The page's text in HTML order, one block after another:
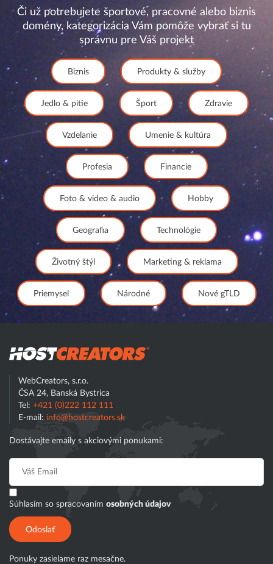
Či už potrebujete športové, pracovné alebo biznis
domény, kategorizácia Vám pomôže vybrať si tu
správnu pre Váš projekt
Biznis Produkty & služby
Jedlo & pitie Šport Zdravie
Vzdelanie Umenie & kultúra
Profesia Financie
Foto & video & audio Hobby
Geografia Technológie
Životný štýl Marketing & reklama
Priemysel Národné Nové gTLD
WebCreators, s.r.o.
ČSA 24, Banská Bystrica
Tel: +421 (0)222 112 111
E-mail: info@hostcreators.sk
Dostávajte emaily s akciovými ponukami:
Súhlasím so spracovaním osobných údajov
Odoslať
Ponuky zasielame raz mesačne.